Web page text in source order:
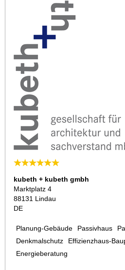
kubeth + kubeth gmbh
Marktplatz 4
88131 Lindau
DE
Planung-Gebäude Passivhaus
Denkmalschutz
Effizienzhaus-
Energieberatung